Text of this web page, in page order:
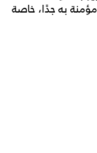
به جدًا، خاصة